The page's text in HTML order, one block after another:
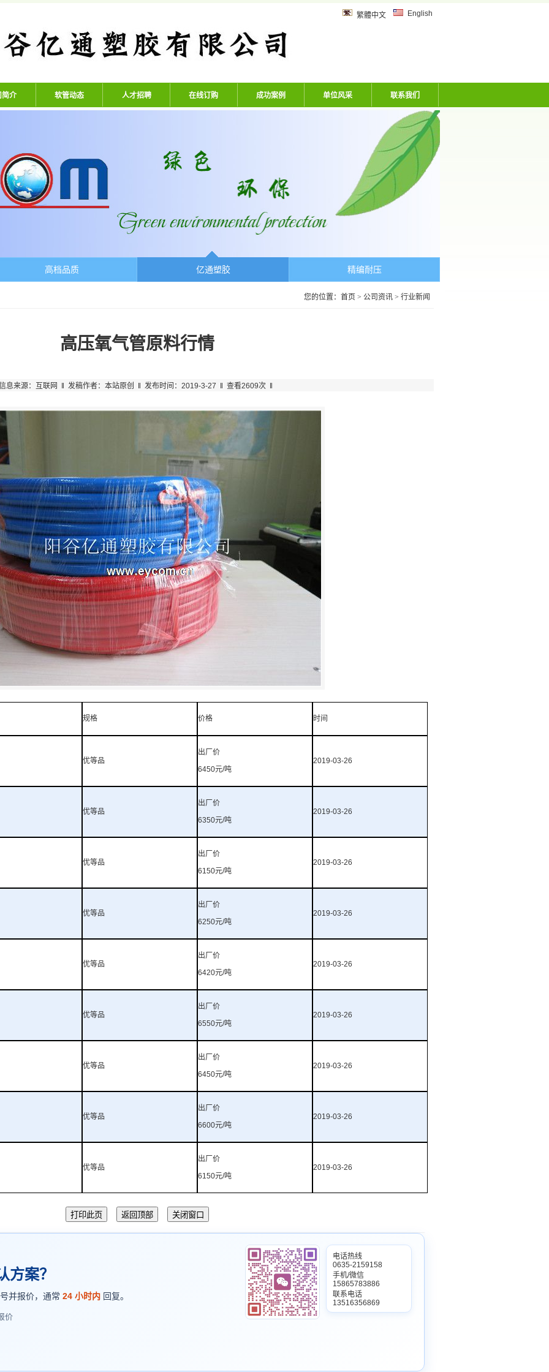
司 - 专业生产高压氧气管、乙炔管、风炮软管、洗车机专用软
繁體中文 English
简介 软管动态 人才招聘 在线订购 成功案例 单位风采 联系我们
高档品质 亿通塑胶 精编耐压
您的位置： 首页 > 公司资讯 > 行业新闻
高压氧气管原料行情
息来源：互联网 ‖ 发稿作者：本站原创 ‖ 发布时间：2019-3-27 ‖ 查看2609次 ‖
规格 价格 时间
优等品
出厂价
6450元/吨
2019-03-26
优等品
出厂价
6350元/吨
2019-03-26
优等品
出厂价
6150元/吨
2019-03-26
优等品
出厂价
6250元/吨
2019-03-26
优等品
出厂价
6420元/吨
2019-03-26
优等品
出厂价
6550元/吨
2019-03-26
优等品
出厂价
6450元/吨
2019-03-26
优等品
出厂价
6600元/吨
2019-03-26
优等品
出厂价
6150元/吨
2019-03-26
方案？
并报价，通常 24 小时内 回复。
价
电话热线
0635-2159158
手机/微信
15865783886
联系电话
13516356869